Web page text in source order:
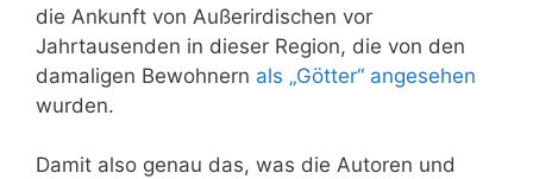
die Ankunft von Außerirdischen vor
Jahrtausenden in dieser Region, die von den
damaligen Bewohnern als „Götter“ angesehen
wurden.
Damit also genau das, was die Autoren und